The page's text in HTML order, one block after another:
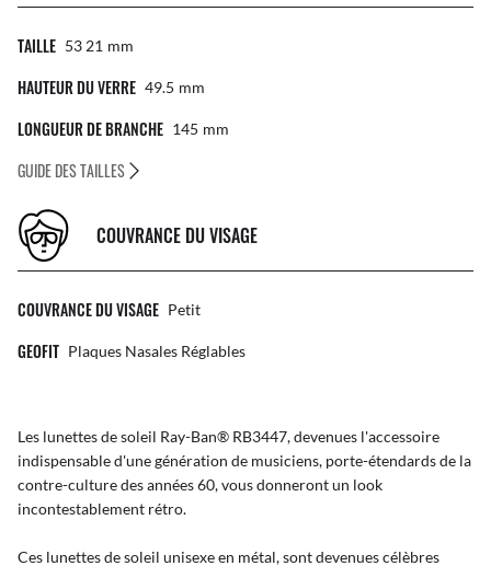
TAILLE 53 21 Mm
HAUTEUR DU VERRE 49.5 Mm
LONGUEUR DE BRANCHE 145 Mm
GUIDE DES TAILLES
COUVRANCE DU VISAGE
COUVRANCE DU VISAGE Petit
GEOFIT Plaques Nasales Réglables
Les lunettes de soleil Ray-Ban® RB3447, devenues l'accessoire
indispensable d'une génération de musiciens, porte-étendards de la
contre-culture des années 60, vous donneront un look
incontestablement rétro.
Ces lunettes de soleil unisexe en métal, sont devenues célèbres